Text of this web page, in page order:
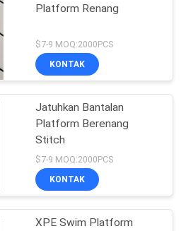
Platform Renang
$7-9 MOQ:2000PCS
KONTAK
Jatuhkan Bantalan
Platform Berenang
Stitch
$7-9 MOQ:2000PCS
KONTAK
XPE Swim Platform